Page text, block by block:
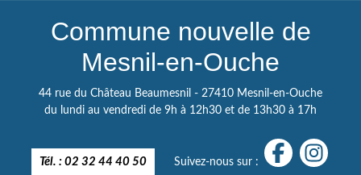
Commune nouvelle de
Mesnil-en-Ouche
44 rue du Château Beaumesnil - 27410 Mesnil-en-Ouche
du lundi au vendredi de 9h à 12h30 et de 13h30 à 17h
Tél. : 02 32 44 40 50 Suivez-nous sur :